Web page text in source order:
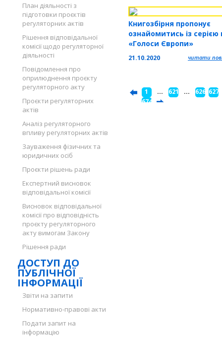
План діяльності з
підготовки проєктів
регуляторних актів
Рішення відповідальної
комісії щодо регуляторної
діяльності
Повідомлення про
оприлюднення проєкту
регуляторного акту
Проєкти регуляторних
актів
Аналіз регуляторного
впливу регуляторних актів
Зауваження фізичних та
юридичних осіб
Проєкти рішень ради
Експертний висновок
відповідальної комісії
Висновок відповідальної
комісії про відповідність
проєкту регуляторного
акту вимогам Закону
Рішення ради
ДОСТУП ДО
ПУБЛІЧНОЇ
ІНФОРМАЦІЇ
Звіти на запити
Нормативно-правові акти
Подати запит на
інформацію
Книгозбірня пропонує
ознайомитись із серією
«Голоси Європи»
21.10.2020 читати
1 ... 621 ... 626 627
674